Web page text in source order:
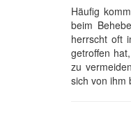
Häufig
beim
herrscht oft
getroffen
zu
sich von ihm